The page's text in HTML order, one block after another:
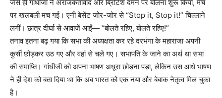
​जैसे ही गांधीजी ने अराजकतावाद और ब्रिटिश दमन पर बोलना शुरू किया, मंच
पर खलबली मच गई। एनी बेसेंट जोर-जोर से “Stop it, Stop it!” चिल्लाने
लगीं। छात्र दीर्घा से आवाज़ें आईं— “बोलते रहिए, बोलते रहिए!”
​तनाव इतना बढ़ गया कि सभा की अध्यक्षता कर रहे दरभंगा के महाराजा अपनी
कुर्सी छोड़कर उठ गए और वहां से चले गए। सभापति के जाने का अर्थ था सभा
की समाप्ति। गांधीजी को अपना भाषण अधूरा छोड़ना पड़ा, लेकिन उस आधे भाषण
ने ही देश को बता दिया था कि अब भारत को एक नया और बेबाक नेतृत्व मिल चुका
है।